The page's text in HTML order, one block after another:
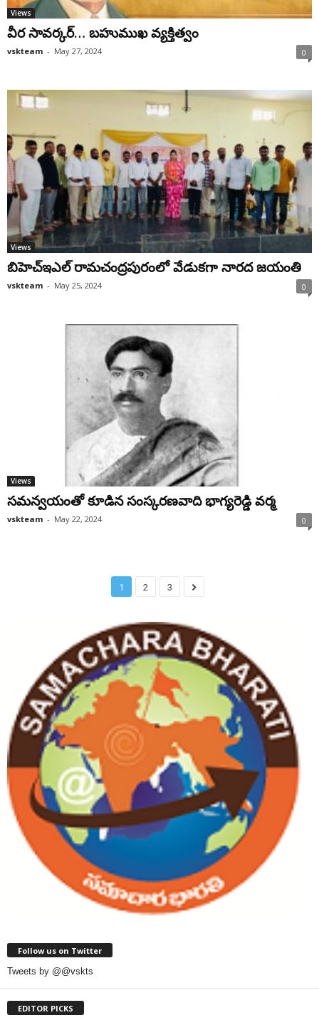
Views
వీర సావర్కర్… బహుముఖ వ్యక్తిత్వం
vskteam - May 27, 2024 0
Views
బిహెచ్ఇఎల్ రామచంద్రపురంలో వేడుకగా నారద జయంతి
vskteam - May 25, 2024 0
Views
సమన్వయంతో కూడిన సంస్కరణవాది భాగ్యరెడ్డి వర్మ
vskteam - May 22, 2024 0
1 2 3
Follow us on Twitter
Tweets by @@vskts
EDITOR PICKS